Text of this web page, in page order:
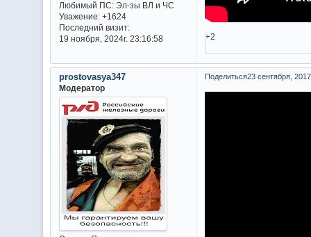
Любимый ПС:Эл-зы ВЛ и ЧС
Уважение: +1624
Последний визит:
19 ноября, 2024г. 23:16:58
+2
Поделиться23 сентября,
prostovasya347
Модератор